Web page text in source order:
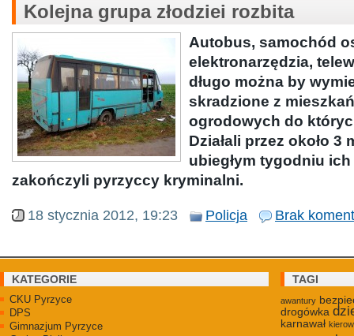
Kolejna grupa złodziei rozbita
Autobus, samochód
elektronarzędzia,
długo można by
skradzione z
ogrodowych do
Działali przez około 3
ubiegłym tygodniu ich
zakończyli pyrzyccy kryminalni.
18 stycznia 2012, 19:23 Policja Brak
KATEGORIE
CKU Pyrzyce
DPS
Gimnazjum Pyrzyce
TAGI
awantury
drogówka
karnawał